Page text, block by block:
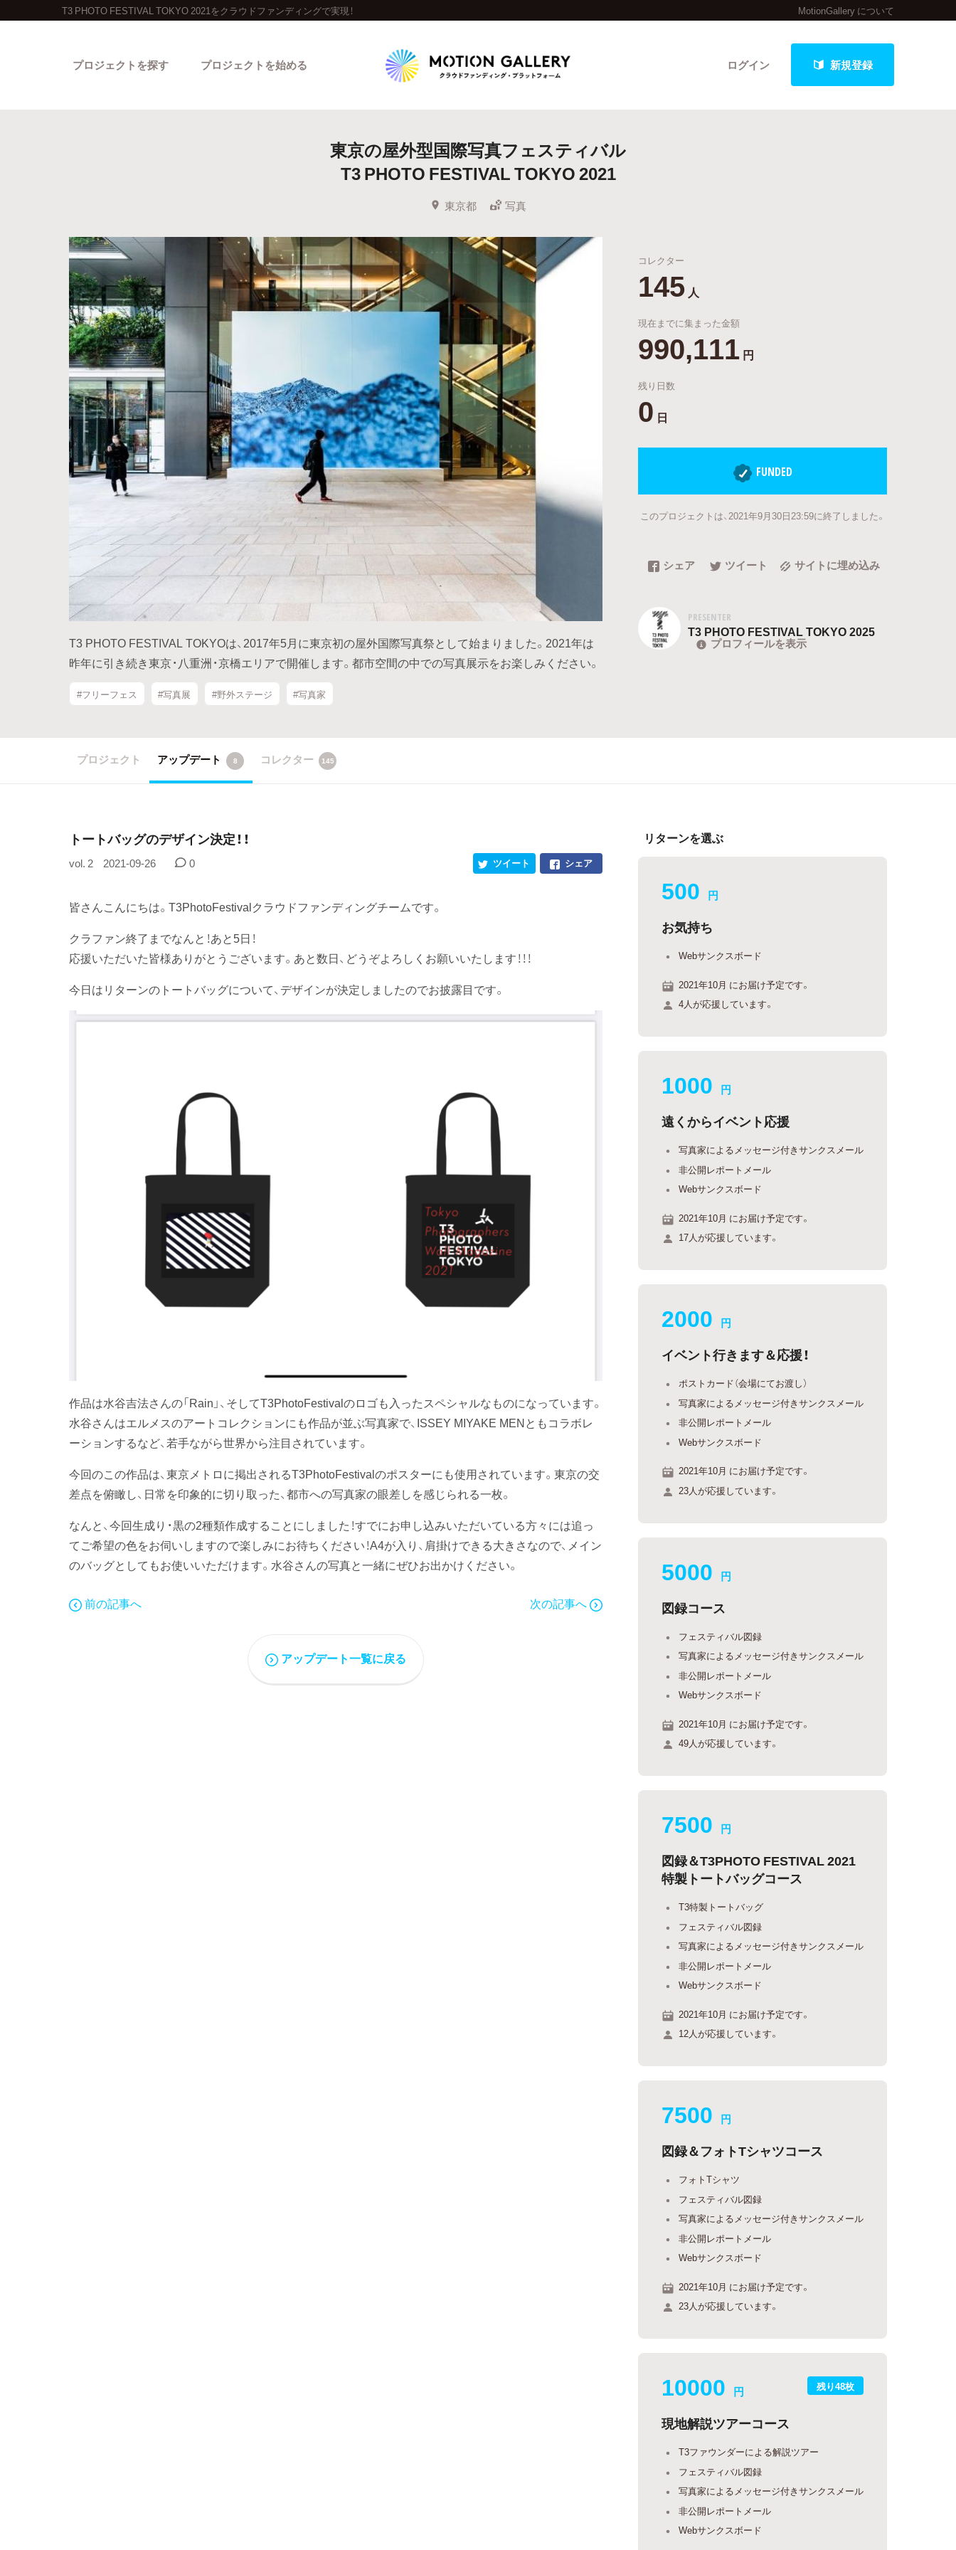
T3 PHOTO FESTIVAL TOKYO 2021をクラウドファンディングで実現！ MotionGallery について
ログイン 新規登録
プロジェクトを探す
人気のプロジェクト 新着プロジェクト 終了間近のプロジェクト
Feature
カテゴリーから探す タグから探す キュレーターから探す 特集から探す
Legendary
最新達成プロジェクト 調達額が大きいプロジェクト
プロジェクトを始める
東京の屋外型国際写真フェスティバル
T3 PHOTO FESTIVAL TOKYO 2021
東京都 写真
T3 PHOTO FESTIVAL TOKYOは、2017年5月に東京初の屋外国際写真祭として始まりました。2021年は
昨年に引き続き東京・八重洲・京橋エリアで開催します。都市空間の中での写真展示をお楽しみください。
#フリーフェス #写真展 #野外ステージ #写真家
コレクター
145 人
現在までに集まった金額
990,111 円
残り日数
0 日
FUNDED
このプロジェクトは、2021年9月30日23:59に終了しました。
シェア ツイート サイトに埋め込み
PRESENTER
T3 PHOTO FESTIVAL TOKYO 2025
プロフィールを表示
プロジェクト アップデート 8 コレクター 145
トートバッグのデザイン決定！！
vol. 2 2021-09-26 0 シェア
ツイート
皆さんこんにちは。T3PhotoFestivalクラウドファンディングチームです。
クラファン終了までなんと！あと5日！
応援いただいた皆様ありがとうございます。あと数日、どうぞよろしくお願いいたします！！！
今日はリターンのトートバッグについて、デザインが決定しましたのでお披露目です。
作品は水谷吉法さんの「Rain」、そしてT3PhotoFestivalのロゴも入ったスペシャルなものになっています。
水谷さんはエルメスのアートコレクションにも作品が並ぶ写真家で、ISSEY MIYAKE MENともコラボレ
ーションするなど、若手ながら世界から注目されています。
今回のこの作品は、東京メトロに掲出されるT3PhotoFestivalのポスターにも使用されています。東京の交
差点を俯瞰し、日常を印象的に切り取った、都市への写真家の眼差しを感じられる一枚。
なんと、今回生成り・黒の2種類作成することにしました！すでにお申し込みいただいている方々には追っ
てご希望の色をお伺いしますので楽しみにお待ちください！A4が入り、肩掛けできる大きさなので、メイン
のバッグとしてもお使いいただけます。水谷さんの写真と一緒にぜひお出かけください。
前の記事へ 次の記事へ
アップデート一覧に戻る
リターンを選ぶ
500 円
お気持ち
Webサンクスボード
2021年10月 にお届け予定です。
4人が応援しています。
1000 円
遠くからイベント応援
写真家によるメッセージ付きサンクスメール
非公開レポートメール
Webサンクスボード
2021年10月 にお届け予定です。
17人が応援しています。
2000 円
イベント行きます＆応援！
ポストカード（会場にてお渡し）
写真家によるメッセージ付きサンクスメール
非公開レポートメール
Webサンクスボード
2021年10月 にお届け予定です。
23人が応援しています。
5000 円
図録コース
フェスティバル図録
写真家によるメッセージ付きサンクスメール
非公開レポートメール
Webサンクスボード
2021年10月 にお届け予定です。
49人が応援しています。
7500 円
図録＆T3PHOTO FESTIVAL 2021
特製トートバッグコース
T3特製トートバッグ
フェスティバル図録
写真家によるメッセージ付きサンクスメール
非公開レポートメール
Webサンクスボード
2021年10月 にお届け予定です。
12人が応援しています。
7500 円
図録＆フォトTシャツコース
フォトTシャツ
フェスティバル図録
写真家によるメッセージ付きサンクスメール
非公開レポートメール
Webサンクスボード
2021年10月 にお届け予定です。
23人が応援しています。
残り48枚
10000 円
現地解説ツアーコース
T3ファウンダーによる解説ツアー
フェスティバル図録
写真家によるメッセージ付きサンクスメール
非公開レポートメール
Webサンクスボード